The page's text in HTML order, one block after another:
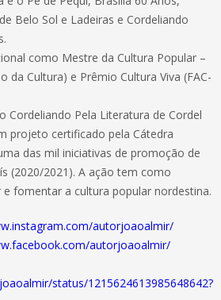
Belo Sol e Ladeiras e Cordeliando
como Mestre da Cultura Popular –
da Cultura) e Prêmio Cultura Viva (FAC-
Cordeliando Pela Literatura de Cordel
projeto certificado pela Cátedra
das mil iniciativas de promoção de
(2020/2021). A ação tem como
fomentar a cultura popular nordestina.
autorjoaoalmir/
autorjoaoalmir/
status/1215624613985648642?